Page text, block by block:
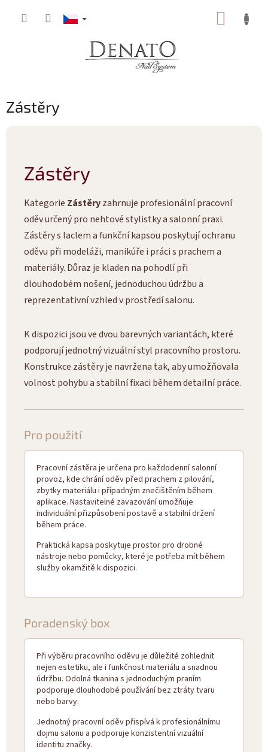
Zástěry
Zástěry
Kategorie Zástěryzahrnuje profesionální pracovní
oděv určený pro nehtové stylistky a salonní praxi.
Zástěry s laclem a funkční kapsou poskytují ochranu
oděvu při modeláži, manikúře i práci s prachem a
materiály. Důraz je kladen na pohodlí při
dlouhodobém nošení, jednoduchou údržbu a
reprezentativní vzhled v prostředí salonu.
K dispozici jsou ve dvou barevných variantách, které
podporují jednotný vizuální styl pracovního prostoru.
Konstrukce zástěry je navržena tak, aby umožňovala
volnost pohybu a stabilní fixaci během detailní práce.
Pro použití
Pracovní zástěra je určena pro každodenní salonní
provoz, kde chrání oděv před prachem z pilování,
zbytky materiálu i případným znečištěním během
aplikace. Nastavitelné zavazování umožňuje
individuální přizpůsobení postavě a stabilní držení
během práce.
Praktická kapsa poskytuje prostor pro drobné
nástroje nebo pomůcky, které je potřeba mít během
služby okamžitě k dispozici.
Poradenský box
Při výběru pracovního oděvu je důležité zohlednit
nejen estetiku, ale i funkčnost materiálu a snadnou
údržbu. Odolná tkanina s jednoduchým praním
podporuje dlouhodobé používání bez ztráty tvaru
nebo barvy.
Jednotný pracovní oděv přispívá k profesionálnímu
dojmu salonu a podporuje konzistentní vizuální
identitu značky.